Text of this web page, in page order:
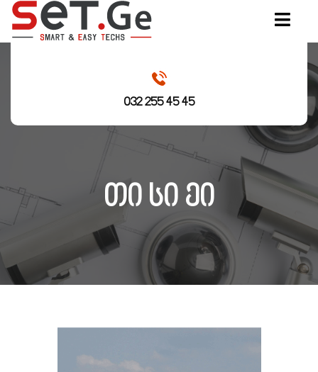
032 255 45 45
თი სი ეი